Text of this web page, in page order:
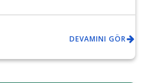
DEVAMINI GÖR